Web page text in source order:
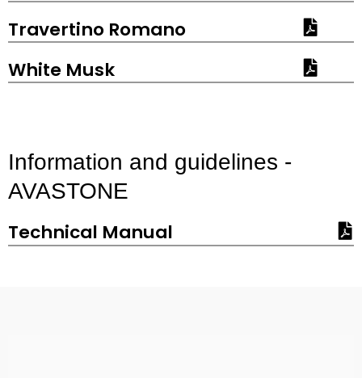
Travertino Romano
White Musk
Information and guidelines -
AVASTONE
Technical Manual